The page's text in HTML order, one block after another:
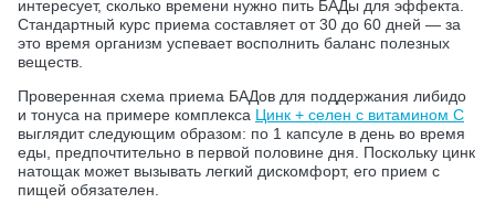
интересует, сколько времени нужно пить БАДы для эффекта.
Стандартный курс приема составляет от 30 до 60 дней — за
это время организм успевает восполнить баланс полезных
веществ.
Проверенная схема приема БАДов для поддержания либидо
и тонуса на примере комплекса Цинк + селен с витамином С
выглядит следующим образом: по 1 капсуле в день во время
еды, предпочтительно в первой половине дня. Поскольку цинк
натощак может вызывать легкий дискомфорт, его прием с
пищей обязателен.